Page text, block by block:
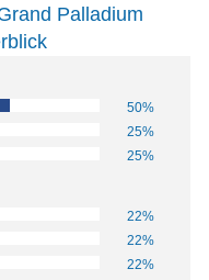
Palladium
50%
25%
25%
22%
22%
22%